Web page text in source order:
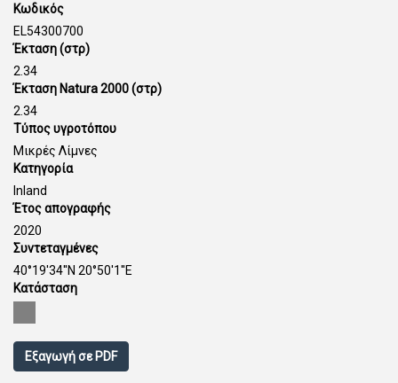
Κωδικός
EL54300700
Έκταση (στρ)
2.34
Έκταση Natura 2000 (στρ)
2.34
Τύπος υγροτόπου
Μικρές Λίμνες
Κατηγορία
Inland
Έτος απογραφής
2020
Συντεταγμένες
40°19'34''N 20°50'1''E
Κατάσταση
Εξαγωγή σε PDF